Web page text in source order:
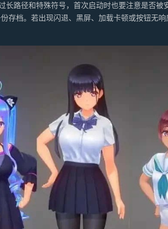
路径和特殊符号，首次启动时也要注意是否被
存档。若出现闪退、黑屏、加载卡顿或按钮无